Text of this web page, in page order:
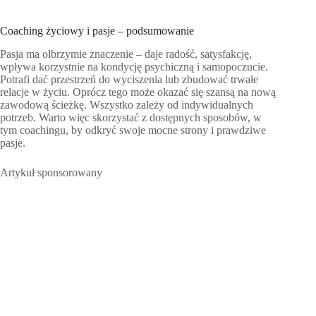
Coaching życiowy i pasje – podsumowanie
Pasja ma olbrzymie znaczenie – daje radość, satysfakcję,
wpływa korzystnie na kondycję psychiczną i samopoczucie.
Potrafi dać przestrzeń do wyciszenia lub zbudować trwałe
relacje w życiu. Oprócz tego może okazać się szansą na nową
zawodową ścieżkę. Wszystko zależy od indywidualnych
potrzeb. Warto więc skorzystać z dostępnych sposobów, w
tym coachingu, by odkryć swoje mocne strony i prawdziwe
pasje.
Artykuł sponsorowany